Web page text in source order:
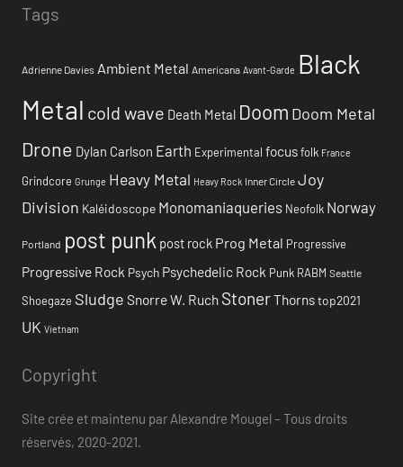
Tags
Adrienne Davies Ambient Metal Americana Avant-Garde Black
Metal cold wave Death Metal Doom Doom Metal
Drone Dylan Carlson Earth Experimental focusfolk France
Grindcore Grunge Heavy Metal Heavy Rock Inner Circle Joy
Division Kaléidoscope Monomaniaqueries Neofolk Norway
Portland post punk post rock Prog Metal Progressive
Progressive Rock Psych Psychedelic Rock Punk RABM Seattle
Shoegaze Sludge Snorre W. Ruch StonerThornstop2021
UK Vietnam
Copyright
Site crée et maintenu par Alexandre Mougel – Tous droits
réservés, 2020-2021.